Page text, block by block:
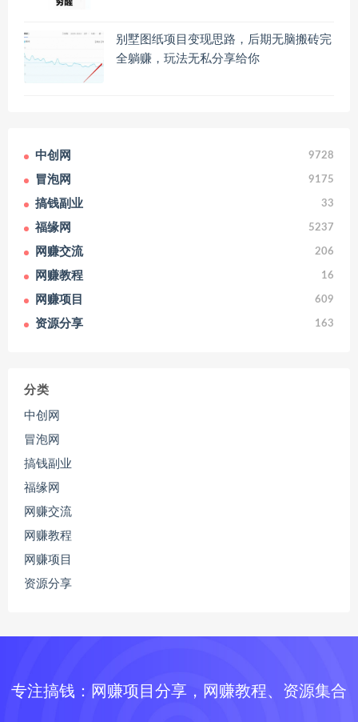
别墅图纸项目变现思路，后期无脑搬砖完
全躺赚，玩法无私分享给你
中创网 9728
冒泡网 9175
搞钱副业 33
福缘网 5237
网赚交流 206
网赚教程 16
网赚项目 609
资源分享 163
分类
中创网
冒泡网
搞钱副业
福缘网
网赚交流
网赚教程
网赚项目
资源分享
专注搞钱：网赚项目分享，网赚教程、资源集合